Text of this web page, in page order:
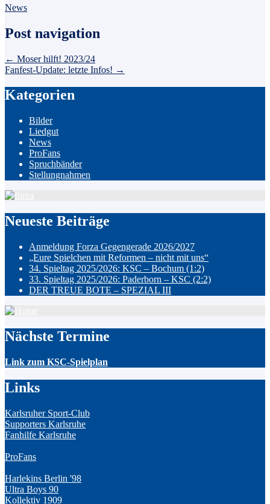
News
Post navigation
← Moser hilft! 2023/24
Fanfest-Update: letzte Infos! →
Kategorien
Bilder
Liedgut
News
ProFans
Spruchbänder
Stellungnahmen
Neueste Beiträge
Anmeldung Forza Gegengerade 2026/2027
„Eure Spielchen mit Reformen – nicht mit uns“
34. Spieltag 2025/2026: KSC – Bochum (1:2)
33. Spieltag 2025/2026: Paderborn – KSC (2:2)
DER TREUE BOTE – SPEZIAL III
Nächste Termine
Link zum KSC-Spielplan
Links
Karlsruher Sport-Club
Supporters Karlsruhe
Fanhilfe Karlsruhe
ProFans
Harlekins Berlin '98
Ultra Boys 90
Kollektiv 1909